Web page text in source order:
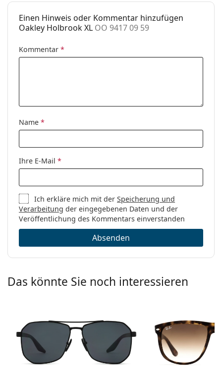
der Stadt geeignet.
Das mitgelieferte Tuch ist ideal zum Reinigen und
zu finden.
Einen Hinweis oder Kommentar hinzufügen
Oakley Holbrook XL OO 9417 09 59
Kommentar *
Name *
Ihre E-Mail *
Ich erkläre mich mit derSpeicherung und
Verarbeitung der eingegebenen Daten und der
Veröffentlichung des Kommentars einverstanden
Absenden
Das könnte Sie noch interessieren